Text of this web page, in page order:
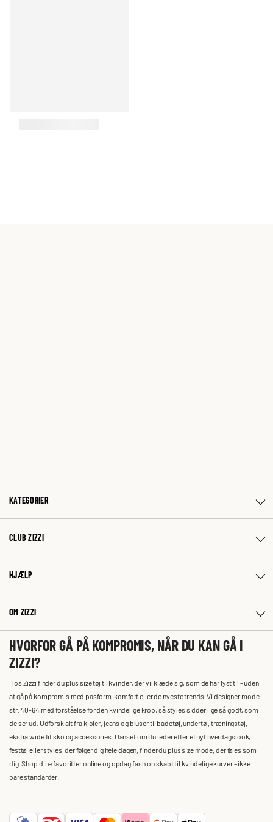
KATEGORIER
CLUB ZIZZI
HJÆLP
OM ZIZZI
HVORFOR GÅ PÅ KOMPROMIS, NÅR DU KAN GÅ I
ZIZZI?
Hos Zizzi finder du plus size tøj til kvinder, der vil klæde sig, som de har lyst til – uden
at gå på kompromis med pasform, komfort eller de nyeste trends. Vi designer mode i
str. 40-64 med forståelse for den kvindelige krop, så styles sidder lige så godt, som
de ser ud. Udforsk alt fra kjoler, jeans og bluser til badetøj, undertøj, træningstøj,
ekstra wide fit sko og accessories. Uanset om du leder efter et nyt hverdagslook,
festtøj eller styles, der følger dig hele dagen, finder du plus size mode, der føles som
dig. Shop dine favoritter online og opdag fashion skabt til kvindelige kurver – ikke
bare standarder.